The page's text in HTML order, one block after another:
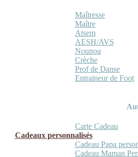
Maîtresse
Maître
Atsem
AESH/AVS
Nounou
Crèche
Prof de Danse
Entraineur de Foot
Carte Cadeau
Cadeaux personnalisés
Cadeau Papa
Cadeau Maman